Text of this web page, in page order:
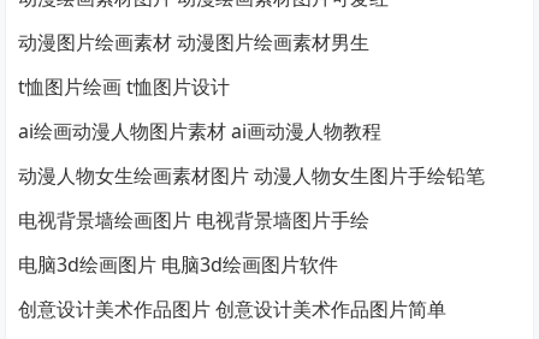
动漫图片绘画素材 动漫图片绘画素材男生
t恤图片绘画 t恤图片设计
ai绘画动漫人物图片素材 ai画动漫人物教程
动漫人物女生绘画素材图片 动漫人物女生图片手绘铅笔
电视背景墙绘画图片 电视背景墙图片手绘
电脑3d绘画图片 电脑3d绘画图片软件
创意设计美术作品图片 创意设计美术作品图片简单